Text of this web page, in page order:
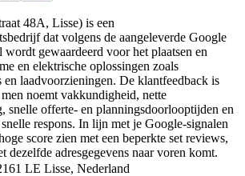
48A, Lisse) is een
dat volgens de aangeleverde Google
wordt gewaardeerd voor het plaatsen en
en elektrische oplossingen zoals
en laadvoorzieningen. De klantfeedback is
noemt vakkundigheid, nette
snelle offerte- en planningsdoorlooptijden en
respons. In lijn met je Google-signalen
score zien met een beperkte set reviews,
dezelfde adresgegevens naar voren komt.
LE Lisse, Nederland